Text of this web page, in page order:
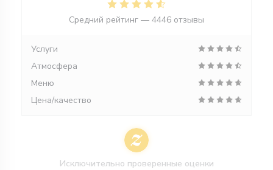
Средний рейтинг — 4446 отзывы
Услуги
Атмосфера
Меню
Цена/качество
Исключительно проверенные оценки